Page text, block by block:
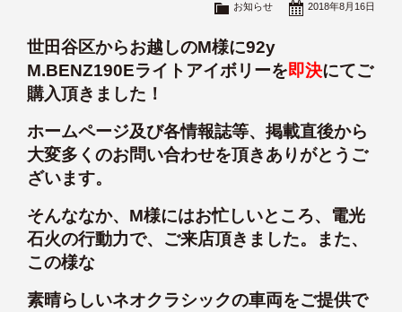
2018年8月16日
お知らせ
世田谷区からお越しのM様に92y
M.BENZ190Eライトアイボリーを即決にてご
購入頂きました！
ホームページ及び各情報誌等、掲載直後から
大変多くのお問い合わせを頂きありがとうご
ざいます。
そんななか、M様にはお忙しいところ、電光
石火の行動力で、ご来店頂きました。また、
この様な
素晴らしいネオクラシックの車両をご提供で